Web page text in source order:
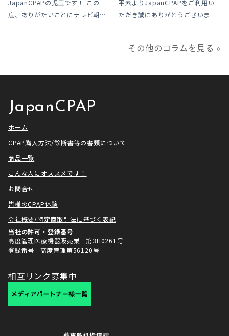
JapanCPAPの児玉です！ この
度、ありがたいことにテレビ朝日
ク様は長い歴史があり、私も大
平素よりJapanCPAPをご利用い
ただき誠にありがとうございま
利用いただき本当にありがとうご
満足いただけるサービスを提供さ
その他のコラムを見る »
JapanCPAP
ホーム
CPAP購入方法/診断書等の書類について
商品一覧
こんな人にオススメです！
お問合せ
皆様のCPAP体験
会社概要/特定商取引法に基づく表記
当社の許可・登録番号
高度管理医療機器販売業 : 第3H0261号
登録番号 : 高度管理第56120号
相互リンク募集中